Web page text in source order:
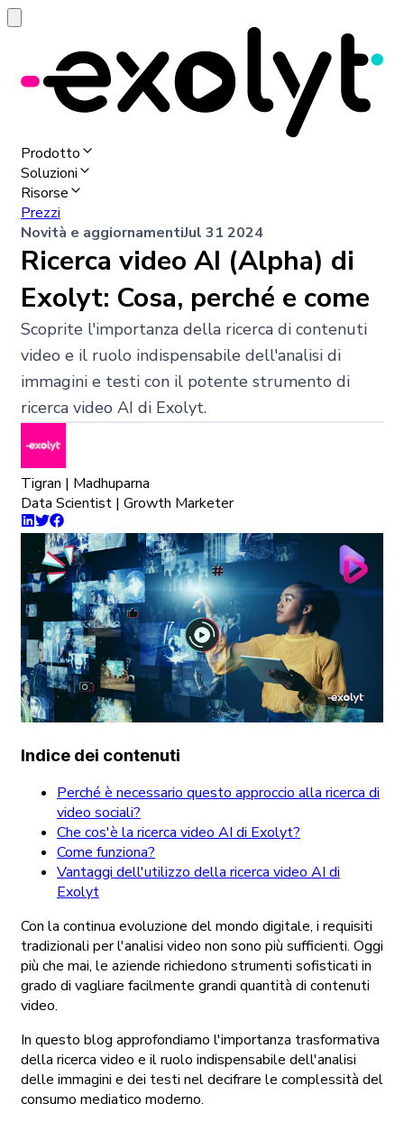
Prodotto
Soluzioni
Risorse
Prezzi
Novità e aggiornamentiJul 31 2024
Ricerca video AI (Alpha) di
Exolyt: Cosa, perché e come
Scoprite l'importanza della ricerca di contenuti
video e il ruolo indispensabile dell'analisi di
immagini e testi con il potente strumento di
ricerca video AI di Exolyt.
Tigran | Madhuparna
Data Scientist | Growth Marketer
Indice dei contenuti
Perché è necessario questo approccio alla ricerca di
video sociali?
Che cos'è la ricerca video AI di Exolyt?
Come funziona?
Vantaggi dell'utilizzo della ricerca video AI di
Exolyt
Con la continua evoluzione del mondo digitale, i requisiti
tradizionali per l'analisi video non sono più sufficienti. Oggi
più che mai, le aziende richiedono strumenti sofisticati in
grado di vagliare facilmente grandi quantità di contenuti
video.
In questo blog approfondiamo l'importanza trasformativa
della ricerca video e il ruolo indispensabile dell'analisi
delle immagini e dei testi nel decifrare le complessità del
consumo mediatico moderno.